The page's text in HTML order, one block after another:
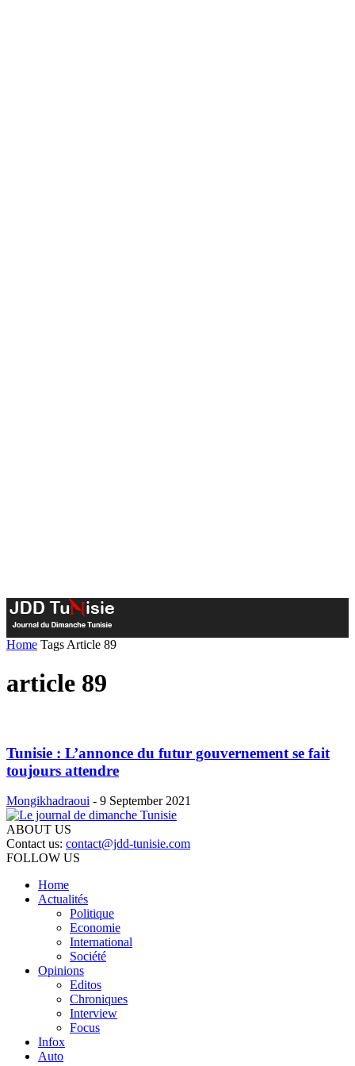
Home Tags Article 89
article 89
Tunisie : L’annonce du futur gouvernement se fait
toujours attendre
Mongikhadraoui - 9 September 2021
ABOUT US
Contact us: contact@jdd-tunisie.com
FOLLOW US
Home
Actualités
Politique
Economie
International
Société
Opinions
Editos
Chroniques
Interview
Focus
Infox
Auto